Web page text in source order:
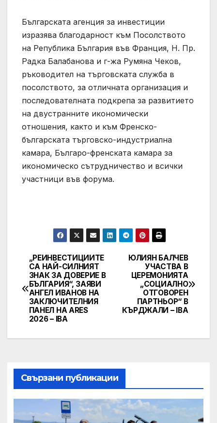
Българската агенция за инвестиции
изразява благодарност към Посолството
на Република България във Франция, Н. Пр.
Радка Балабанова и г-жа Румяна Чеков,
ръководител на търговската служба в
посолството, за отличната организация и
последователната подкрепа за развитието
на двустранните икономически
отношения, както и към Френско-
българската търговско-индустриална
камара, Българо-френската камара за
икономическо сътрудничество и всички
участници във форума.
Post
navigation
ЮЛИЯН БАЛЧЕВ
УЧАСТВА В
ЦЕРЕМОНИЯТА
„СОЦИАЛНО
ОТГОВОРЕН
ПАРТНЬОР“ В
КЪРДЖАЛИ – IBA
„РЕИНВЕСТИЦИИТЕ
СА НАЙ-СИЛНИЯТ
ЗНАК ЗА ДОВЕРИЕ В
БЪЛГАРИЯ“, ЗАЯВИ
АНГЕЛ ИВАНОВ НА
ЗАКЛЮЧИТЕЛНИЯ
ПАНЕЛ НА ARES
2026 – IBA
Свързани публикации